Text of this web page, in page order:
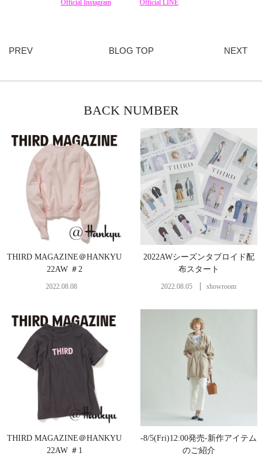
Official Instagram Official LINE
BLOG TOP
PREV NEXT
BACK NUMBER
THIRD MAGAZINE＠HANKYU
22AW ＃2
2022.08.08
2022AWシーズンタブロイド配
布スタート
2022.08.05 showroom
THIRD MAGAZINE＠HANKYU
22AW ＃1
-8/5(Fri)12:00発売-新作アイテム
のご紹介